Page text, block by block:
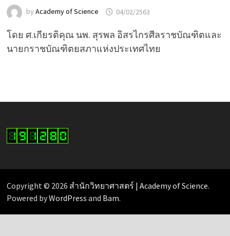
by Academy of Science 04/02/2563
โดย ศ.เกียรติคุณ นพ. สุรพล อิสรไกรศีลราชบัณฑิตและ
นายกราชบัณฑิตยสภาแห่งประเทศไทย
Copyright © 2026 สำนักวิทยาศาสตร์ | Academy of Science.
Powered byWordPress and Bam.